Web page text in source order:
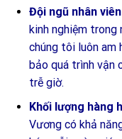
Đội ngũ nhân
kinh nghiệm trong
chúng tôi luôn am
bảo quá trình vận
trễ giờ.
Khối lượng hàng
Vương có khả